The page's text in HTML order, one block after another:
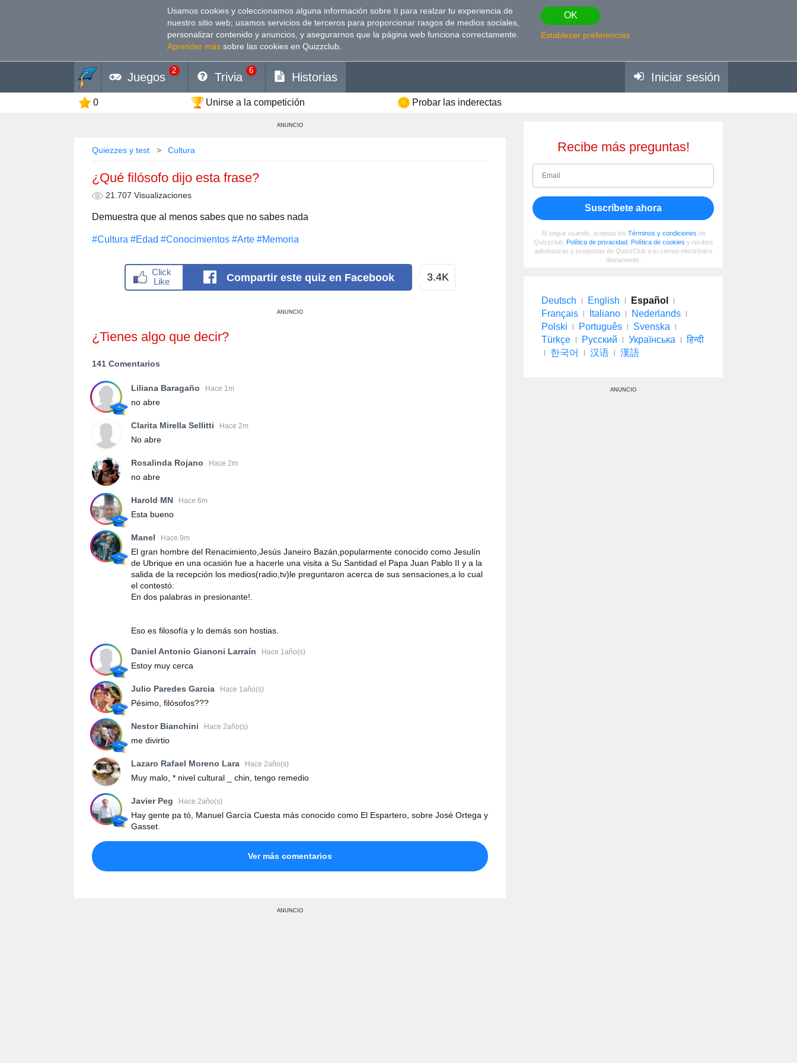
Usamos cookies y coleccionamos alguna información sobre ti para realzar tu experiencia de
nuestro sitio web; usamos servicios de terceros para proporcionar rasgos de medios sociales,
personalizar contenido y anuncios, y asegurarnos que la página web funciona correctamente.
Aprender más sobre las cookies en Quizzclub.
OK
Establecer preferencias
Juegos
2
Trivia
6
Historias Iniciar sesión
0 Unirse a la competición Probar las inderectas
ANUNCIO
Quiezzes y test Cultura
¿Qué filósofo dijo esta frase?
21.707 Visualizaciones
Demuestra que al menos sabes que no sabes nada
#Cultura #Edad #Conocimientos #Arte #Memoria
Compartir este quiz en Facebook 3.4K
ANUNCIO
¿Tienes algo que decir?
141 Comentarios
Liliana Baragaño Hace 1m
no abre
Clarita Mirella Sellitti Hace 2m
No abre
Rosalinda Rojano Hace 2m
no abre
Harold MN Hace 6m
Esta bueno
Manel Hace 9m
El gran hombre del Renacimiento,Jesús Janeiro Bazán,popularmente conocido como Jesulín
de Ubrique en una ocasión fue a hacerle una visita a Su Santidad el Papa Juan Pablo II y a la
salida de la recepción los medios(radio,tv)le preguntaron acerca de sus sensaciones,a lo cual
el contestó:
En dos palabras in presionante!.
Eso es filosofía y lo demás son hostias.
Daniel Antonio Gianoni Larraín Hace 1año(s)
Estoy muy cerca
Julio Paredes Garcia Hace 1año(s)
Pésimo, filósofos???
Nestor Bianchini Hace 2año(s)
me divirtio
Lazaro Rafael Moreno Lara Hace 2año(s)
Muy malo, * nivel cultural _ chin, tengo remedio
Javier Peg Hace 2año(s)
Hay gente pa tó, Manuel García Cuesta más conocido como El Espartero, sobre José Ortega y
Gasset.
Ver más comentarios
ANUNCIO
Recibe más preguntas!
Suscríbete ahora
Al seguir usando, aceptas los Términos y condiciones de
Quizzclub, Política de privacidad, Política de cookies y recibes
adivinanzas y preguntas de QuizzClub a tu correo electrónico
diariamente.
Deutsch English
Español
Français
Italiano
Nederlands
Polski
Português
Svenska
Türkçe
Русский Українська
हिन्दी
한국어
汉语 漢語
ANUNCIO